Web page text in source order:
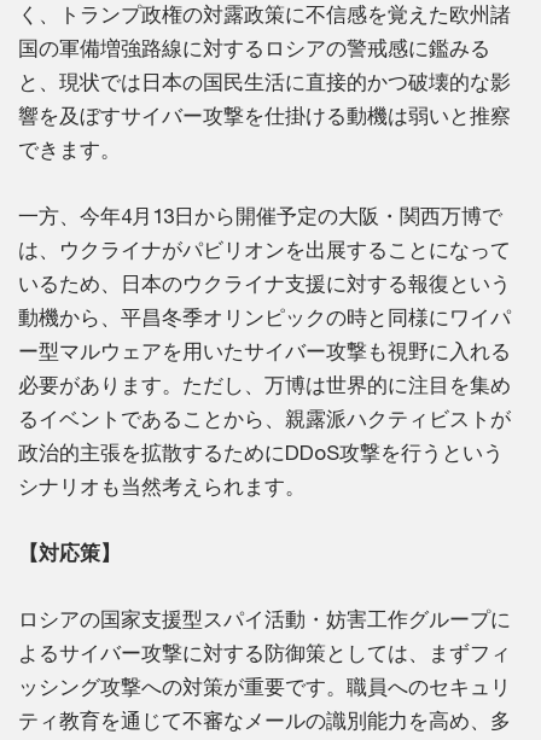
く、トランプ政権の対露政策に不信感を覚えた欧州諸
国の軍備増強路線に対するロシアの警戒感に鑑みる
と、現状では日本の国民生活に直接的かつ破壊的な影
響を及ぼすサイバー攻撃を仕掛ける動機は弱いと推察
できます。
一方、今年4月13日から開催予定の大阪・関西万博で
は、ウクライナがパビリオンを出展することになって
いるため、日本のウクライナ支援に対する報復という
動機から、平昌冬季オリンピックの時と同様にワイパ
ー型マルウェアを用いたサイバー攻撃も視野に入れる
必要があります。ただし、万博は世界的に注目を集め
るイベントであることから、親露派ハクティビストが
政治的主張を拡散するためにDDoS攻撃を行うという
シナリオも当然考えられます。
【対応策】
ロシアの国家支援型スパイ活動・妨害工作グループに
よるサイバー攻撃に対する防御策としては、まずフィ
ッシング攻撃への対策が重要です。職員へのセキュリ
ティ教育を通じて不審なメールの識別能力を高め、多